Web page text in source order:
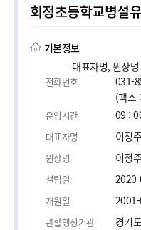
회정초등학교병설
기본정보
대표자명, 원장
전화번호
031-
(팩스
운영시간 09 :
대표자명 이정주
원장명 이정주
설립일
개원일
관할행정기관 경기